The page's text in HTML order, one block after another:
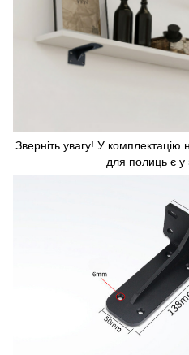
Зверніть увагу! У
для полиць є у